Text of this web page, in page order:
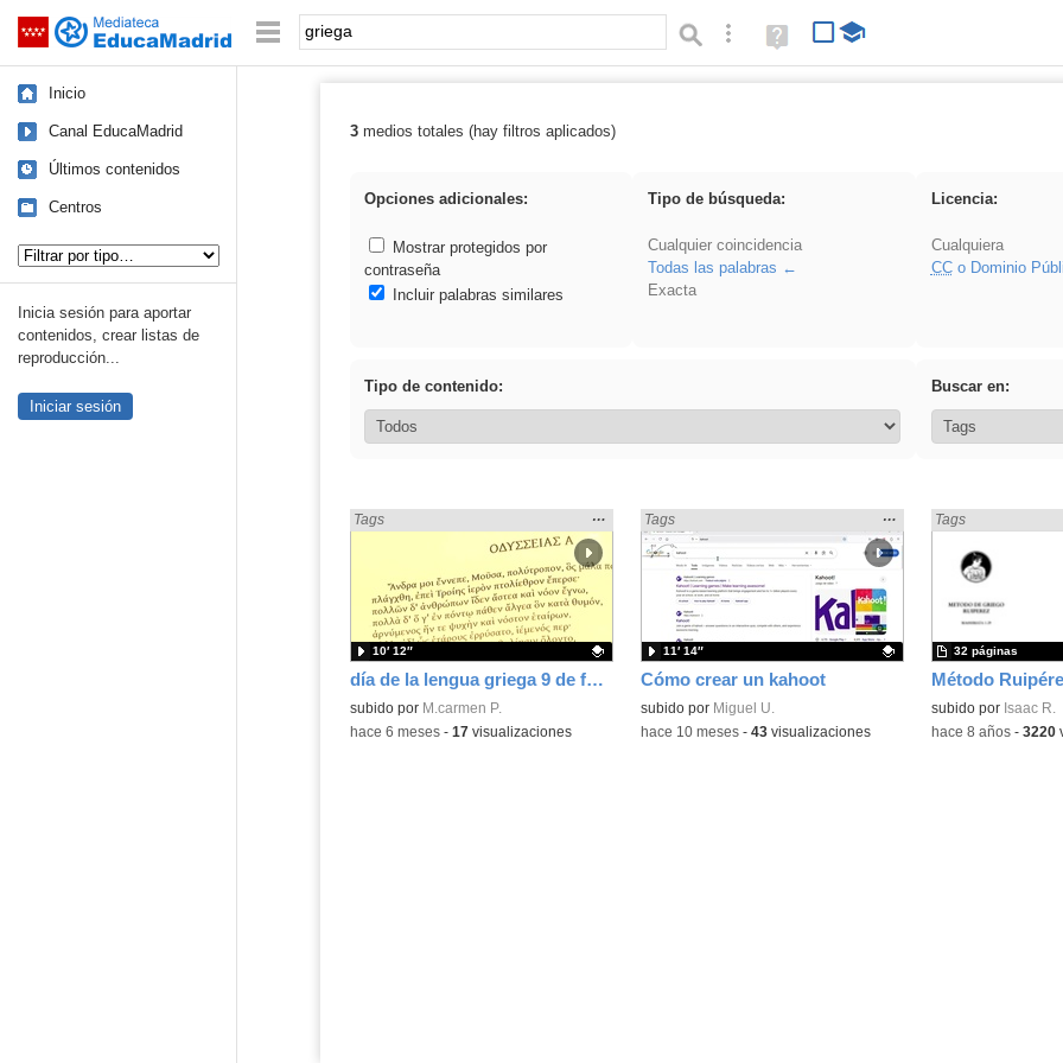
Saltar navegación Palabra o frase: Búsqueda avanzada
Ayuda
(en
Inicio
Canal EducaMadrid
Últimos contenidos
Centros
Inicia sesión para aportar
contenidos, crear listas de
reproducción...
Iniciar sesión
Resultados de: griega
3medios totales (hay filtros aplicados)
Opciones adicionales:
Mostrar protegidos por
contraseña
Incluir palabras similares
Tipo de búsqueda:
Cualquier coincidencia
Todas las palabras
Exacta
Licencia:
Cualquiera
CCo Dominio
Tipo de contenido: Buscar en:
día de la lengua griega 9 de febrero
Encontrado «griega» en:
Tags
Mostrar
la
ubicación
búsqueda
…
Contenido educativo.
subido por M.carmen P.
10′ 12″
-hace 6 meses- 17visualizaciones
Cómo crear un kahoot
Encontrado «griega» en:
Tags
Mostrar
la
ubicación
de la
búsqueda
…
Contenido educativo.
subido por Miguel U.
11′ 14″
-hace 10 meses- 43visualizaciones
Encontrado
Tags
Contenido educativo.
subido por Isaac R.
32 páginas
-hace 8 años- 3220